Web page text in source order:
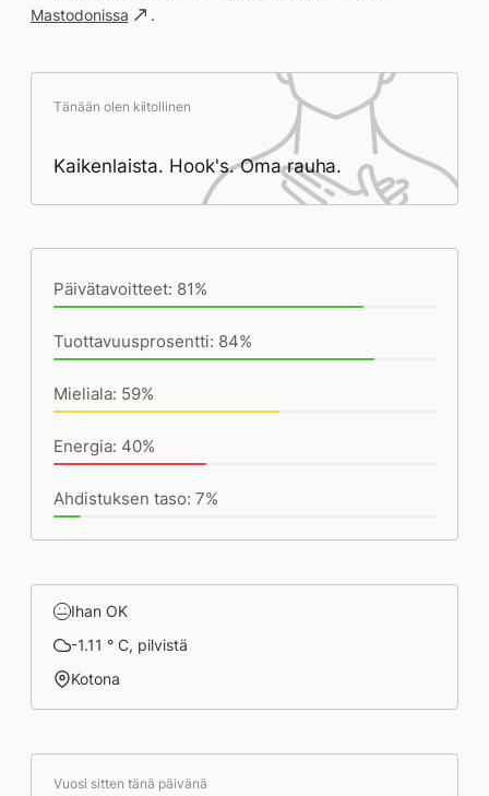
Mastodonissa
.
Tänään olen kiitollinen
Kaikenlaista. Hook's. Oma rauha.
Päivätavoitteet: 81%
Tuottavuusprosentti: 84%
Mieliala: 59%
Energia: 40%
Ahdistuksen taso: 7%
Ihan OK
-1.11 ° C, pilvistä
Kotona
Vuosi sitten tänä päivänä